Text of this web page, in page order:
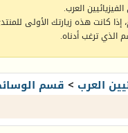
العرب.
إذا كانت هذه زيارتك الأولى
الذي ترغب أدناه.
العرب > قسم